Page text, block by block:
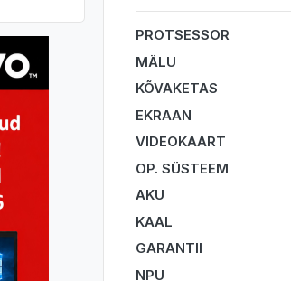
PROTSESSOR
MÄLU
KÕVAKETAS
EKRAAN
VIDEOKAART
OP. SÜSTEEM
AKU
KAAL
GARANTII
NPU